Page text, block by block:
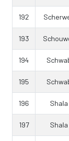
192
193
194
195
196 Shala
197 Shala